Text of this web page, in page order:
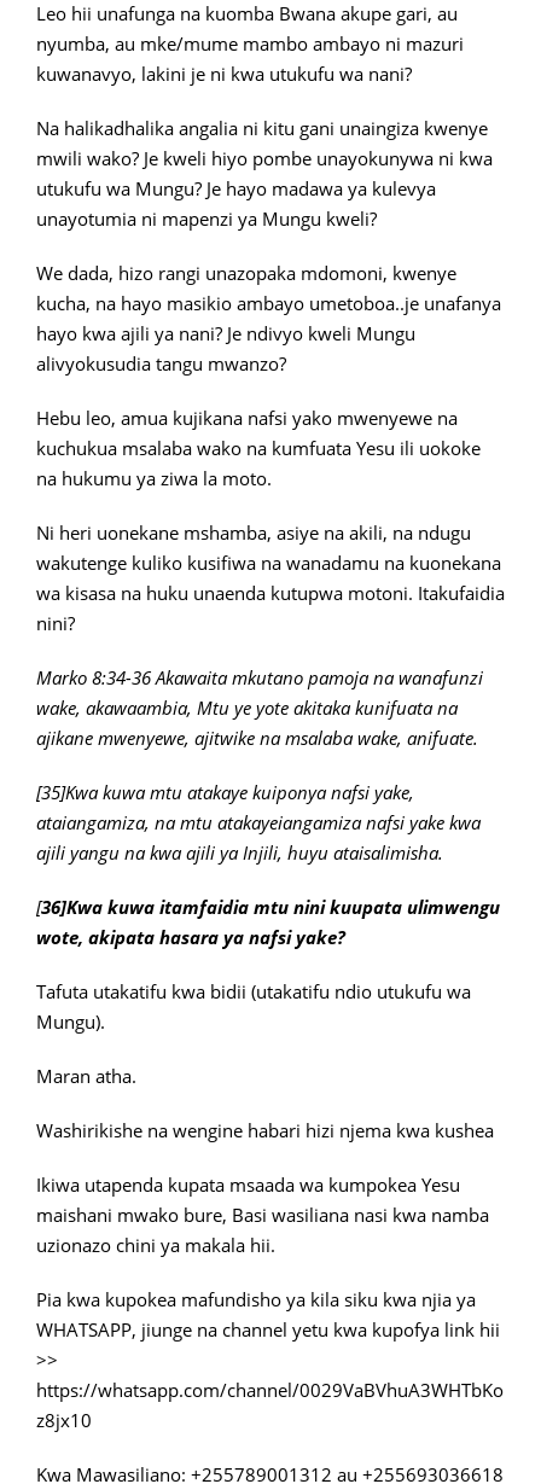
Leo hii unafunga na kuomba Bwana akupe gari, au
nyumba, au mke/mume mambo ambayo ni mazuri
kuwanavyo, lakini je ni kwa utukufu wa nani?
Na halikadhalika angalia ni kitu gani unaingiza kwenye
mwili wako? Je kweli hiyo pombe unayokunywa ni kwa
utukufu wa Mungu? Je hayo madawa ya kulevya
unayotumia ni mapenzi ya Mungu kweli?
We dada, hizo rangi unazopaka mdomoni, kwenye
kucha, na hayo masikio ambayo umetoboa..je unafanya
hayo kwa ajili ya nani? Je ndivyo kweli Mungu
alivyokusudia tangu mwanzo?
Hebu leo, amua kujikana nafsi yako mwenyewe na
kuchukua msalaba wako na kumfuata Yesu ili uokoke
na hukumu ya ziwa la moto.
Ni heri uonekane mshamba, asiye na akili, na ndugu
wakutenge kuliko kusifiwa na wanadamu na kuonekana
wa kisasa na huku unaenda kutupwa motoni. Itakufaidia
nini?
Marko 8:34-36 Akawaita mkutano pamoja na wanafunzi
wake, akawaambia, Mtu ye yote akitaka kunifuata na
ajikane mwenyewe, ajitwike na msalaba wake, anifuate.
[35]Kwa kuwa mtu atakaye kuiponya nafsi yake,
ataiangamiza, na mtu atakayeiangamiza nafsi yake kwa
ajili yangu na kwa ajili ya Injili, huyu ataisalimisha.
[36]Kwa kuwa itamfaidia mtu nini kuupata ulimwengu
wote, akipata hasara ya nafsi yake?
Tafuta utakatifu kwa bidii (utakatifu ndio utukufu wa
Mungu).
Maran atha.
Washirikishe na wengine habari hizi njema kwa kushea
Ikiwa utapenda kupata msaada wa kumpokea Yesu
maishani mwako bure, Basi wasiliana nasi kwa namba
uzionazo chini ya makala hii.
Pia kwa kupokea mafundisho ya kila siku kwa njia ya
WHATSAPP, jiunge na channel yetu kwa kupofya link hii
>>
https://whatsapp.com/channel/0029VaBVhuA3WHTbKo
z8jx10
Kwa Mawasiliano: +255789001312 au +255693036618